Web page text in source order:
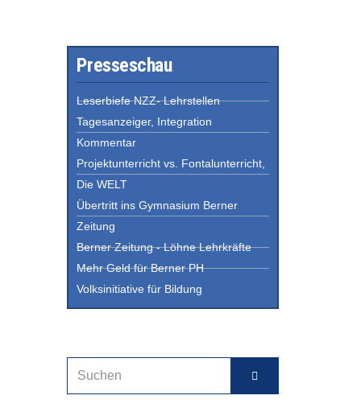
Presseschau
Leserbiefe NZZ- Lehrstellen
Tagesanzeiger, Integration
Kommentar
Projektunterricht vs. Fontalunterricht,
Die WELT
Übertritt ins Gymnasium Berner
Zeitung
Berner Zeitung - Löhne Lehrkräfte
Mehr Geld für Berner PH
Volksinitiative für Bildung